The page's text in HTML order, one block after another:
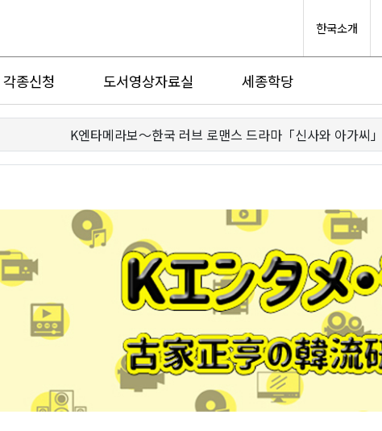
한국소개
각종신청 도서영상자료실 세종학당
K엔타메라보～한국 러브 로맨스 드라마「신사와 아가씨」